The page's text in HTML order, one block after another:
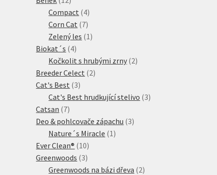
produktů
Compact 44
produkty
Corn Cat 77
produktů
Zelený les 1 1
Biokat´s 44
produkty
Kočkolit s hrubými zrny 22
Breeder Celect 22
Cat's Best 33
produkty
Cat's Best hrudkující stelivo 33
Catsan 77
produktů
Deo & pohlcovače zápachu 33
Nature´s Miracle 1 1
Ever Clean® 1010
produktů
Greenwoods 33
produkty
Greenwoods na bázi dřeva 22